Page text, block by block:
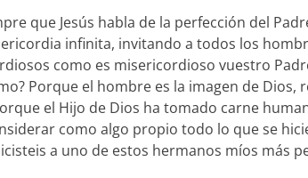
que Jesús habla de la perfección del
infinita, invitando a todos los
como es misericordioso vuestro
Porque el hombre es la imagen de Dios,
el Hijo de Dios ha tomado carne
como algo propio todo lo que se
a uno de estos hermanos míos más